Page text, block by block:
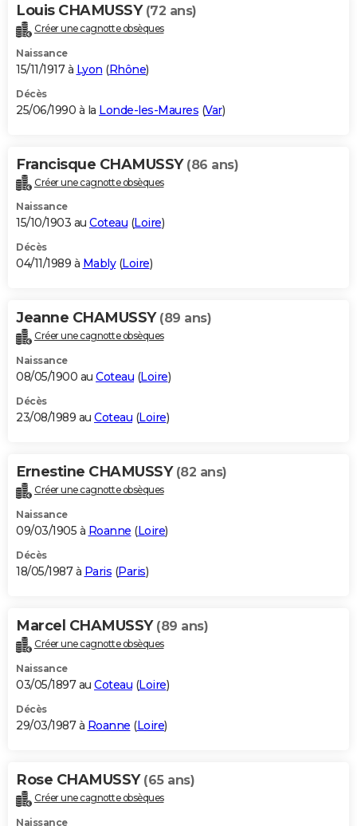
Louis CHAMUSSY (72 ans)
Créer une cagnotte obsèques
Naissance
15/11/1917 à Lyon (Rhône)
Décès
25/06/1990 à la Londe-les-Maures (Var)
Francisque CHAMUSSY (86 ans)
Créer une cagnotte obsèques
Naissance
15/10/1903 au Coteau (Loire)
Décès
04/11/1989 à Mably(Loire)
Jeanne CHAMUSSY (89 ans)
Créer une cagnotte obsèques
Naissance
08/05/1900 au Coteau (Loire)
Décès
23/08/1989 au Coteau (Loire)
Ernestine CHAMUSSY (82 ans)
Créer une cagnotte obsèques
Naissance
09/03/1905 à Roanne (Loire)
Décès
18/05/1987 à Paris (Paris)
Marcel CHAMUSSY (89 ans)
Créer une cagnotte obsèques
Naissance
03/05/1897 au Coteau (Loire)
Décès
29/03/1987 à Roanne (Loire)
Rose CHAMUSSY (65 ans)
Créer une cagnotte obsèques
Naissance